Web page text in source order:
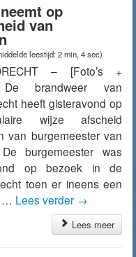
op
van
leestijd: 2 min, 4 sec)
– [Foto’s +
brandweer van
heeft gisteravond op
wijze afscheid
van burgemeester van
burgemeester was
op bezoek in de
toen er ineens een
… Lees verder →
Lees meer